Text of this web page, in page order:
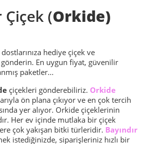
(Orkide)
hediye çiçek ve
En uygun fiyat, güvenilir
paketler...
çiçekleri gönderebiliriz. Orkide
ön plana çıkıyor ve en çok tercih
yer alıyor. Orkide çiçeklerinin
Her ev içinde mutlaka bir çiçek
çok yakışan bitki türleridir. Bayındır
istediğinizde, siparişleriniz hızlı bir